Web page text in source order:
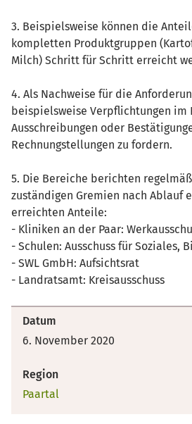
3. Beispielsweise können die
kompletten Produktgruppen
Milch) Schritt für Schritt erreicht
4. Als Nachweise für die
beispielsweise Verpflichtungen im
Ausschreibungen oder
Rechnungstellungen zu fordern.
5. Die Bereiche berichten
zuständigen Gremien nach Ablauf
erreichten Anteile:
- Kliniken an der Paar:
- Schulen: Ausschuss für Soziales,
- SWL GmbH: Aufsichtsrat
- Landratsamt: Kreisausschuss
Datum
6. November 2020
Region
Paartal